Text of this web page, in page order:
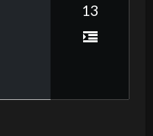
13